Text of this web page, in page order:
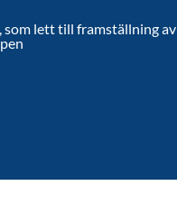
lett till framställning av